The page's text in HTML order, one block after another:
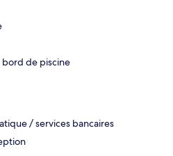
bord de piscine
/ services bancaires